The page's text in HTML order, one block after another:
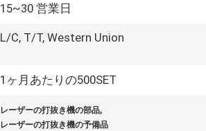
15~30 営業日
L/C, T/T, Western Union
1ヶ月あたりの500SET
レーザーの打抜き機の部品,
レーザーの打抜き機の予備品